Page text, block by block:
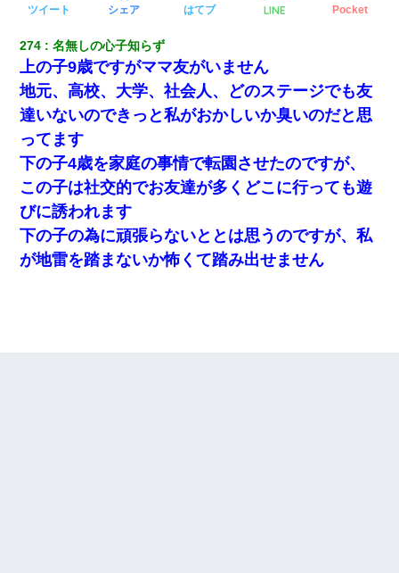
ツイート シェア はてブ LINE Pocket
274 名無しの心子知らず
上の子9歳ですがママ友がいません
地元、高校、大学、社会人、どのステージでも友
達いないのできっと私がおかしいか臭いのだと思
ってます
下の子4歳を家庭の事情で転園させたのですが、
この子は社交的でお友達が多くどこに行っても遊
びに誘われます
下の子の為に頑張らないととは思うのですが、私
が地雷を踏まないか怖くて踏み出せません